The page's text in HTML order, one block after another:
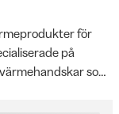
för
på
som
av material som